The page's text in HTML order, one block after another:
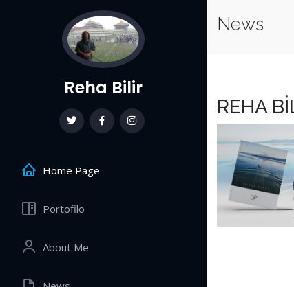
Reha Bilir
Home Page
Portofilo
About Me
News
REHA